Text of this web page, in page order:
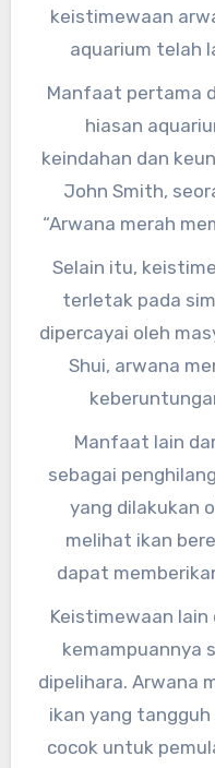
keistimewaan
aquarium telah
penggemar ikan
yang menawan,
favorit untuk
Manfaat pertama
hiasan
keindahan dan
John Smith,
“Arwana merah
mencolok,
dan kesan
Selain itu,
terletak pada
dipercayai oleh
Shui, arwana
kemakmuran.
yang memelihara
untuk
Manfaat lain
sebagai
yang dilakukan
melihat ikan
dapat
mengurangi
memasang
Anda dapat
kesejukan yang
Keistimewaan lain
kemampuannya
dipelihara. Arwana
ikan yang
cocok untuk